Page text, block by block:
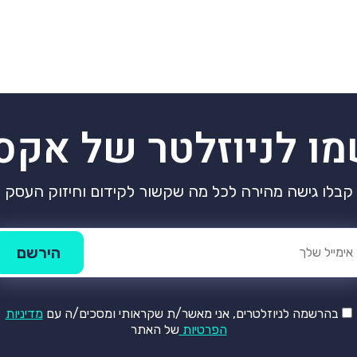
לניוזלטר של
קבלו גישה מהירה לכל מה שקשור לקידום וחיזוק העסק
בהרשמה לניוזלטרים, אני מאשר/ת שקראותי ומסכים/ה עם מדיניות
הפרטיות של האתר